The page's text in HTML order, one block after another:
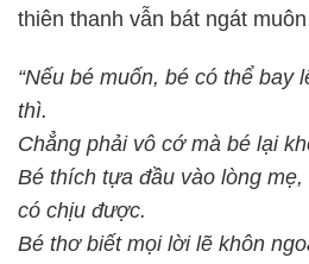
thiên thanh vẫn bát ngát
“Nếu bé muốn, bé có thể bay
thì.
Chẳng phải vô cớ mà bé lại
Bé thích tựa đầu vào lòng
có chịu được.
Bé thơ biết mọi lời lẽ khôn